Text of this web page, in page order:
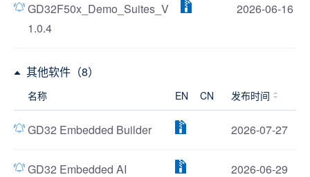
GD32F50x_Demo_Suites_V
1.0.4
2026-06-16
其他软件（8）
名称 EN CN 发布时间
GD32 Embedded Builder 2026-07-27
GD32 Embedded AI 2026-06-29